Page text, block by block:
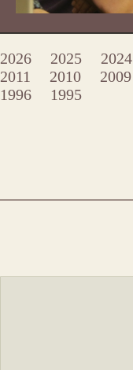
2026 2025 2024
2011
2010 2009
1996
1995